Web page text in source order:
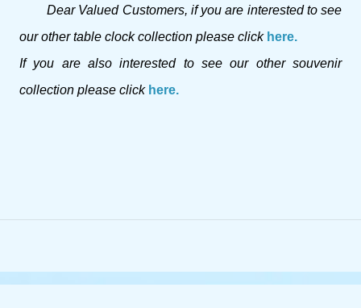
Dear Valued Customers, if you are interested to see
our other table clock collection please click here.
If you are also interested to see our other souvenir
collection please click here.